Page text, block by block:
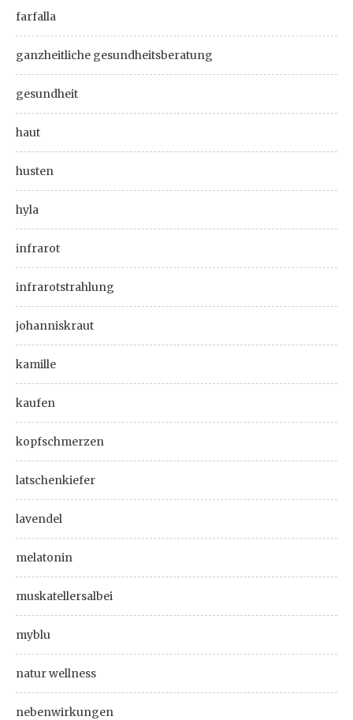
farfalla
ganzheitliche gesundheitsberatung
gesundheit
haut
husten
hyla
infrarot
infrarotstrahlung
johanniskraut
kamille
kaufen
kopfschmerzen
latschenkiefer
lavendel
melatonin
muskatellersalbei
myblu
natur wellness
nebenwirkungen